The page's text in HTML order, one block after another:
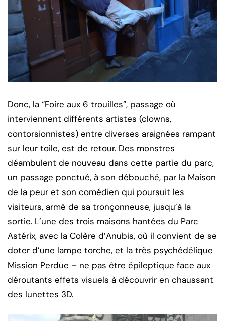
Donc, la “Foire aux 6 trouilles”, passage où
interviennent différents artistes (clowns,
contorsionnistes) entre diverses araignées rampant
sur leur toile, est de retour. Des monstres
déambulent de nouveau dans cette partie du parc,
un passage ponctué, à son débouché, par la Maison
de la peur et son comédien qui poursuit les
visiteurs, armé de sa tronçonneuse, jusqu’à la
sortie. L’une des trois maisons hantées du Parc
Astérix, avec la Colère d’Anubis, où il convient de se
doter d’une lampe torche, et la très psychédélique
Mission Perdue – ne pas être épileptique face aux
déroutants effets visuels à découvrir en chaussant
des lunettes 3D.